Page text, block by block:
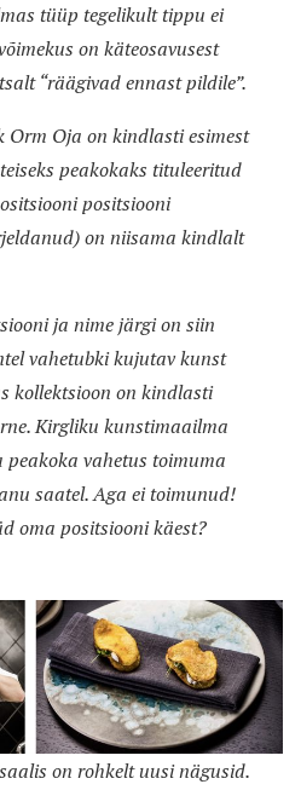
tüüp tegelikult tippu ei
on käteosavusest
“räägivad ennast pildile”.
Orm Oja on kindlasti esimest
peakokaks tituleeritud
positsiooni
on niisama kindlalt
ja nime järgi on siin
vahetubki kujutav kunst
kollektsioon on kindlasti
Kirgliku kunstimaailma
vahetus toimuma
saatel. Aga ei toimunud!
oma positsiooni käest?
on rohkelt uusi nägusid.